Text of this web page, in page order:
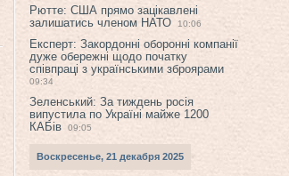
Рютте: США прямо зацікавлені
залишатись членом НАТО
10:06
Експерт: Закордонні оборонні компанії
дуже обережні щодо початку
співпраці з українськими зброярами
09:34
Зеленський: За тиждень росія
випустила по Україні майже 1200
КАБів
09:05
Воскресенье, 21 декабря 2025